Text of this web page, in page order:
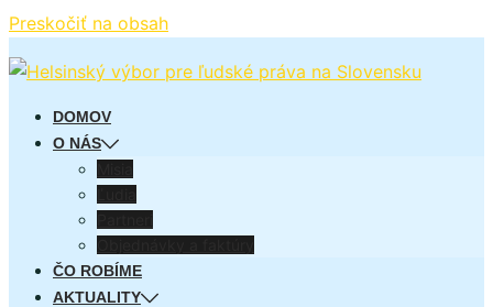
Preskočiť na obsah
DOMOV
O NÁS
ČO ROBÍME
AKTUALITY